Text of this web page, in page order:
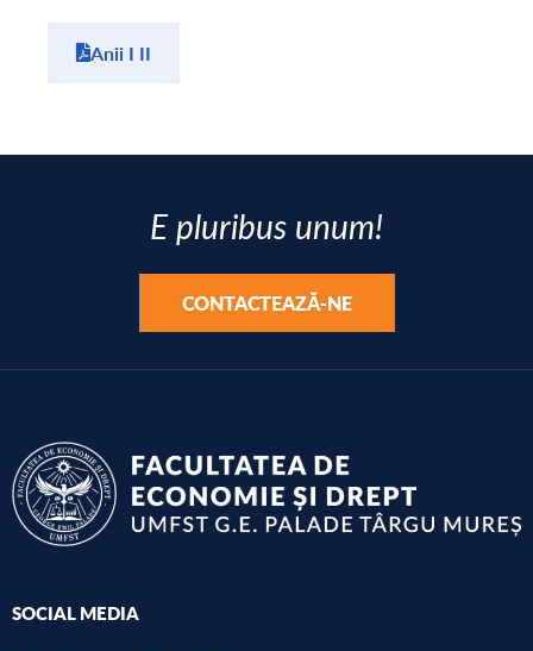
Anii I II
E pluribus unum!
CONTACTEAZĂ-NE
SOCIAL MEDIA